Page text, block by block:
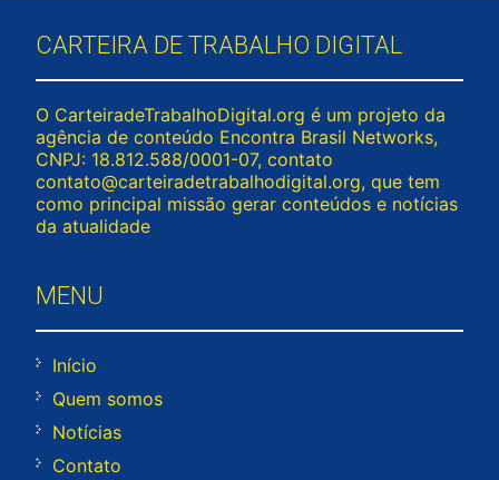
CARTEIRA DE TRABALHO DIGITAL
O CarteiradeTrabalhoDigital.org é um projeto da
agência de conteúdo Encontra Brasil Networks,
CNPJ: 18.812.588/0001-07, contato
contato@carteiradetrabalhodigital.org, que tem
como principal missão gerar conteúdos e notícias
da atualidade
MENU
Início
Quem somos
Notícias
Contato